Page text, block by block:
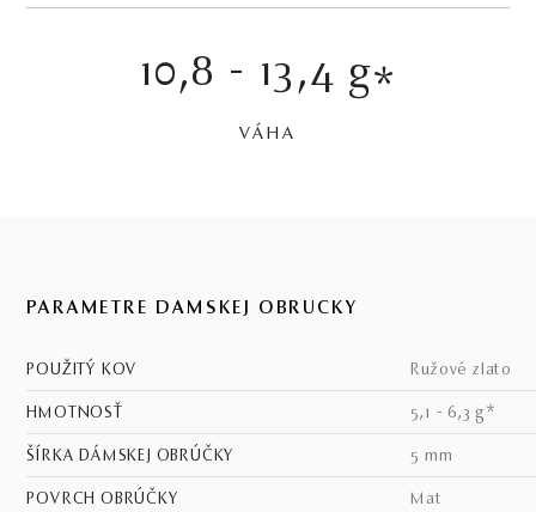
10,8 - 13,4 g*
VÁHA
PARAMETRE DÁMSKEJ OBRÚČKY
POUŽITÝ KOV ružové zlato
HMOTNOSŤ 5,1 - 6,3 g*
ŠÍRKA DÁMSKEJ OBRÚČKY 5 mm
POVRCH OBRÚČKY mat